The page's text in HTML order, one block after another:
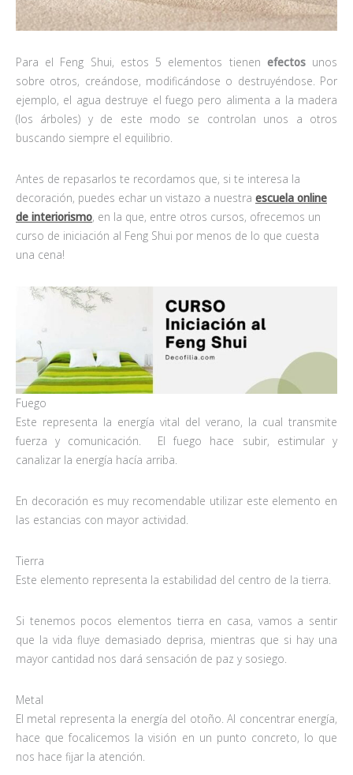
Para el Feng Shui, estos 5 elementos tienen efectosunos
sobre otros, creándose, modificándose o destruyéndose. Por
ejemplo, el agua destruye el fuego pero alimenta a la madera
(los árboles) y de este modo se controlan unos a otros
buscando siempre el equilibrio.
Antes de repasarlos te recordamos que, si te interesa la
decoración, puedes echar un vistazo a nuestra escuela online
de interiorismo, en la que, entre otros cursos, ofrecemos un
curso de iniciación al Feng Shui por menos de lo que cuesta
una cena!
Fuego
Este representa la energía vital del verano, la cual transmite
fuerza y comunicación. El fuego hace subir, estimular y
canalizar la energía hacía arriba.
En decoración es muy recomendable utilizar este elemento en
las estancias con mayor actividad.
Tierra
Este elemento representa la estabilidad del centro de la tierra.
Si tenemos pocos elementos tierra en casa, vamos a sentir
que la vida fluye demasiado deprisa, mientras que si hay una
mayor cantidad nos dará sensación de paz y sosiego.
Metal
El metal representa la energía del otoño. Al concentrar energía,
hace que focalicemos la visión en un punto concreto, lo que
nos hace fijar la atención.